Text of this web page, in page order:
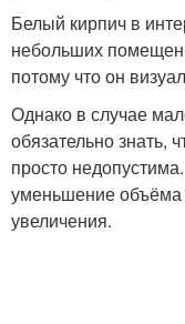
Белый кирпич в
небольших
потому что он
Однако в случае
обязательно знать,
просто
уменьшение
увеличения.